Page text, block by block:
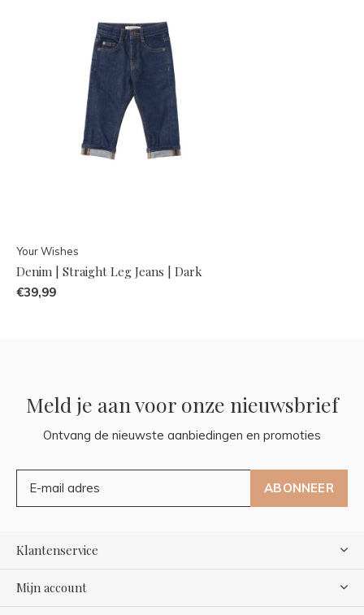
Your Wishes
Denim | Straight Leg Jeans | Dark
€39,99
Meld je aan voor onze nieuwsbrief
Ontvang de nieuwste aanbiedingen en promoties
ABONNEER
Klantenservice
Mijn account